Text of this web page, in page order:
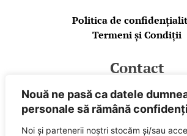
Nouă ne pasă ca datele
personale să rămână
Noi și partenerii noștri stocăm și/sau
Politica de
Termeni și Condiții
Contact
E-mail
Facebook
Spotify